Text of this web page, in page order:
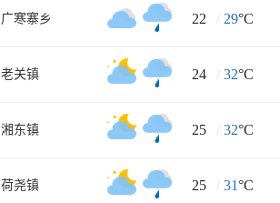
广寒寨乡 22 / 29°C
老关镇 24 / 32°C
湘东镇 25 / 32°C
荷尧镇 25 / 31°C